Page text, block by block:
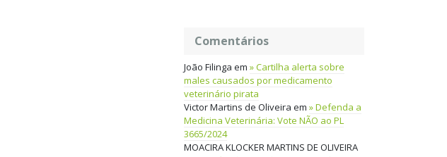
Comentários
João Filinga em
Cartilha alerta sobre
males causados por medicamento
veterinário pirata
Victor Martins de Oliveira em
Defenda a
Medicina Veterinária: Vote NÃO ao PL
3665/2024
MOACIRA KLOCKER MARTINS DE OLIVEIRA